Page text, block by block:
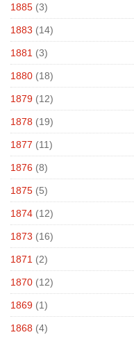
1885 (3)
1883 (14)
1881 (3)
1880 (18)
1879 (12)
1878 (19)
1877 (11)
1876 (8)
1875 (5)
1874 (12)
1873 (16)
1871 (2)
1870 (12)
1869 (1)
1868 (4)